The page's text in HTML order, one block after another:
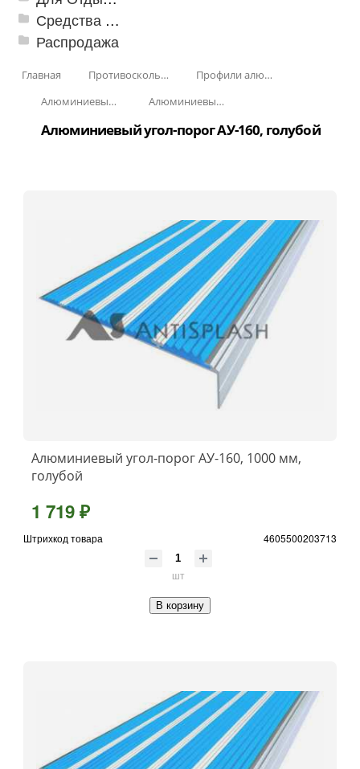
Средства от насекомых и садовых вредителей
Распродажа
Главная Противоскользящая защита для лестниц, профили, ленты
Профили алюминиевые с резиновой вставкой
Алюминиевый угол-порог с резиновой вставкой
Алюминиевый угол-порог с пятью резиновыми вставками АУ-160
Алюминиевый угол-порог АУ-160, голубой
Алюминиевый угол-порог АУ-160, 1000 мм,
голубой
1 719 ₽
Штрихкод товара 4605500203713
шт
В корзину